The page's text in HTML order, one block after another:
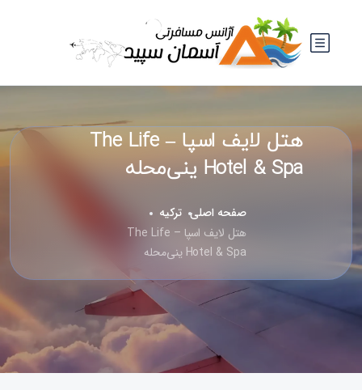
هتل لایف اسپا – The Life
Hotel & Spa ینی‌محله
صفحه اصلی ترکیه
هتل لایف اسپا – The Life
Hotel & Spa ینی‌محله